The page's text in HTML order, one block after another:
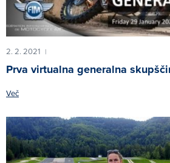
2. 2. 2021 |
Prva virtualna generalna
Več